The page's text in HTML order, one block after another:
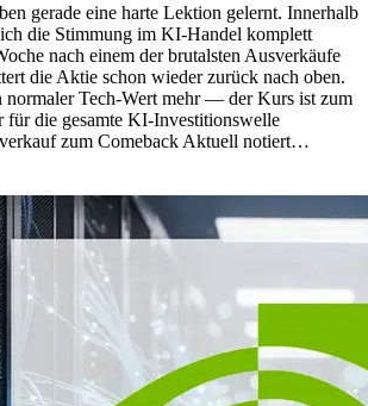
gerade eine harte Lektion gelernt. Innerhalb
die Stimmung im KI-Handel komplett
nach einem der brutalsten Ausverkäufe
die Aktie schon wieder zurück nach oben.
normaler Tech-Wert mehr — der Kurs ist zum
für die gesamte KI-Investitionswelle
zum Comeback Aktuell notiert…